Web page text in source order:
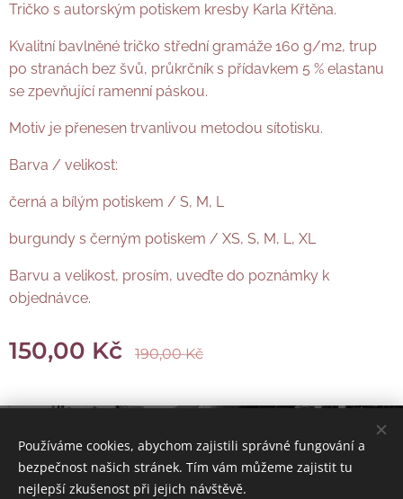
Tričko s autorským potiskem kresby Karla Křtěna.
Kvalitní bavlněné tričko střední gramáže 160 g/m2, trup
po stranách bez švů, průkrčník s přídavkem 5 % elastanu
se zpevňující ramenní páskou.
Motiv je přenesen trvanlivou metodou sítotisku.
Barva / velikost:
černá a bílým potiskem / S, M, L
burgundy s černým potiskem / XS, S, M, L, XL
Barvu a velikost, prosím, uveďte do poznámky k
objednávce.
150,00 Kč 190,00Kč
© 2006-2022 Spolek Podprůhon | Všechna práva vyhrazena.
web Kladenských dvorků Cookies
Používáme cookies, abychom zajistili správné fungování a
bezpečnost našich stránek. Tím vám můžeme zajistit tu
nejlepší zkušenost při jejich návštěvě.